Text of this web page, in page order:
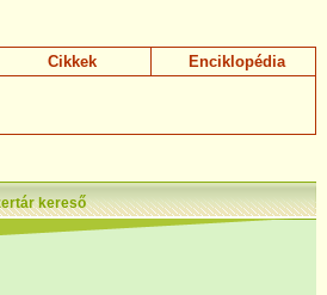
Cikkek Enciklopédia
kereső